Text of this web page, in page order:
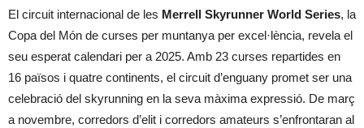
El circuit internacional de les Merrell Skyrunner World Series, la
Copa del Món de curses per muntanya per excel·lència, revela el
seu esperat calendari per a 2025. Amb 23 curses repartides en
16 països i quatre continents, el circuit d’enguany promet ser una
celebració del skyrunning en la seva màxima expressió. De març
a novembre, corredors d’elit i corredors amateurs s’enfrontaran al